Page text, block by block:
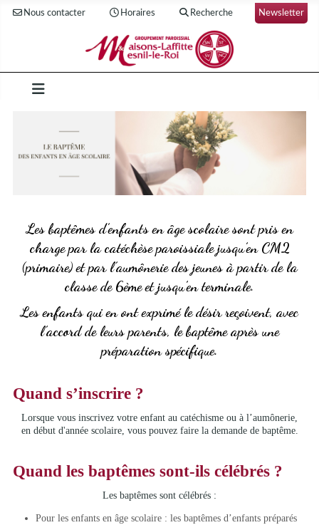
Nous contacter Horaires Recherche Newsletter
Les baptêmes d’enfants en âge scolaire sont pris en
charge par la catéchèse paroissiale jusqu’en CM2
(primaire) et par l’aumônerie des jeunes à partir de la
classe de 6ème et jusqu’en terminale.
Les enfants qui en ont exprimé le désir reçoivent, avec
l’accord de leurs parents, le baptême après une
préparation spécifique.
Quand s’inscrire ?
Lorsque vous inscrivez votre enfant au catéchisme ou à l’aumônerie,
en début d'année scolaire, vous pouvez faire la demande de baptême.
Quand les baptêmes sont-ils célébrés ?
Les baptêmes sont célébrés :
Pour les enfants en âge scolaire : les baptêmes d’enfants préparés